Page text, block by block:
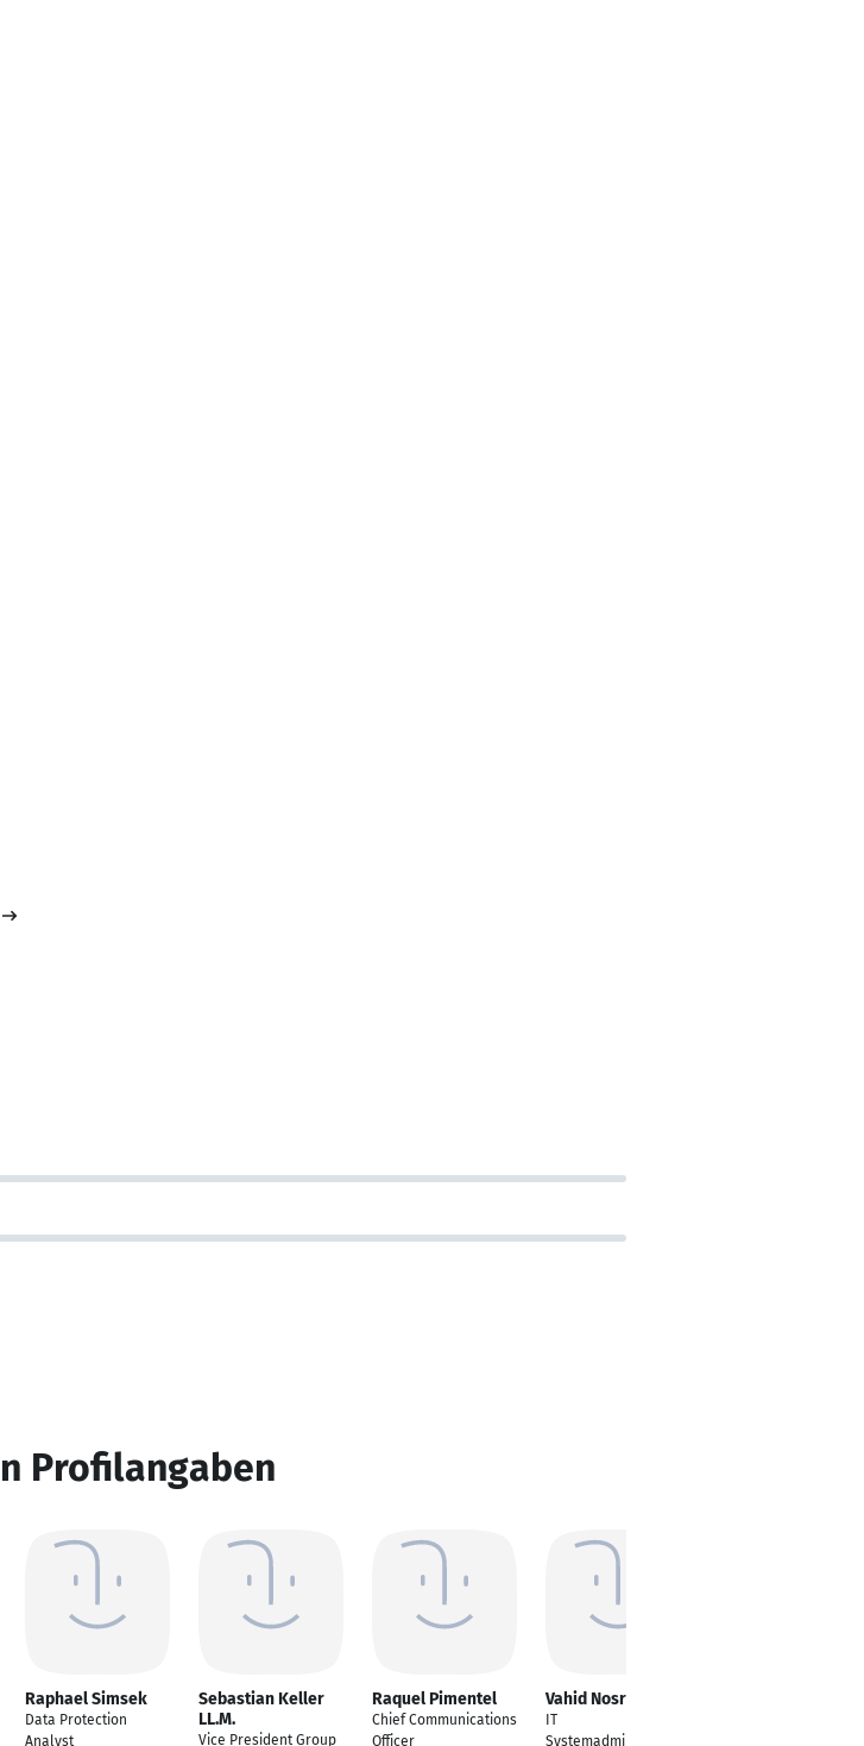
Profilangaben
Raphael Simsek
Data Protection
Analyst
Sebastian Keller
LL.M.
Vice President Group
Raquel Pimentel
Chief Communications
Officer
Vahid Nosrati
IT
Systemadministrator